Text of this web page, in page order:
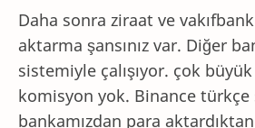
Daha sonra ziraat ve
aktarma şansınız var. Diğer
sistemiyle çalışıyor. çok
komisyon yok. Binance
bankamızdan para